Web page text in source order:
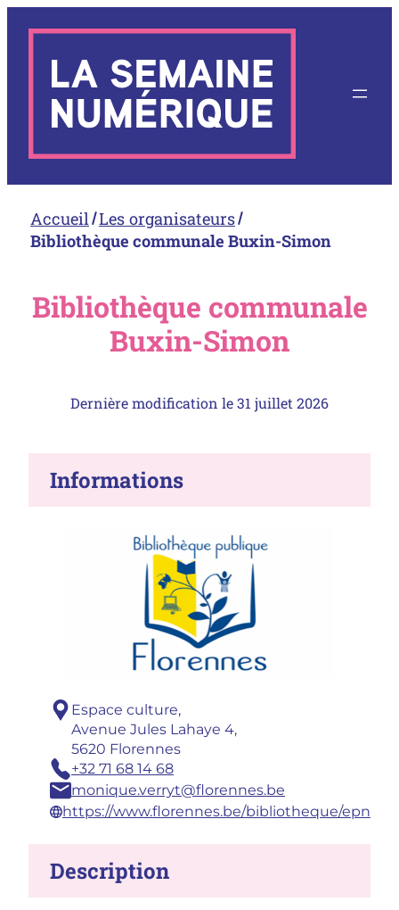
contenu
Accueil Les organisateurs
Bibliothèque communale Buxin-Simon
Bibliothèque communale
Buxin-Simon
Dernière modification le31 juillet 2026
Informations
Adresse :
Espace culture,
Avenue Jules Lahaye 4,
5620 Florennes
Téléphone :
+32 71 68 14 68
Email :
monique.verryt@florennes.be
Site :
https://www.florennes.be/bibliotheque/epn
Description